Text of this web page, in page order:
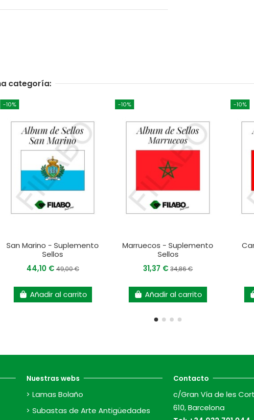
categoría:
-10%
San Marino - Suplemento
Sellos
44,10 €49,00 €
Añadir al carrito
-10%
Marruecos - Suplemento
Sellos
31,37 €34,86 €
Añadir al carrito
-10%
Nuestras webs
Lamas Bolaño
Subastas de Arte Antigüedades
Contacto
c/Gran Vía de les
610, Barcelona